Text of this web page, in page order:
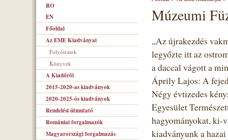
RO
EN
Főoldal
Az EME Kiadványai
Folyóiratok
Könyvek
A Kiadóról
2015-2020-as kiadványok
2020-2025-ös kiadványok
Rendelési útmutató
Romániai forgalmazók
Magyarországi forgalmazás
Múzeumi
„Az újrakezdés
legyőzte itt az
a daccal vágott a
Áprily Lajos: A
Négy évtizedes
Egyesület
hagyományokat, ki-
kiadványunk a